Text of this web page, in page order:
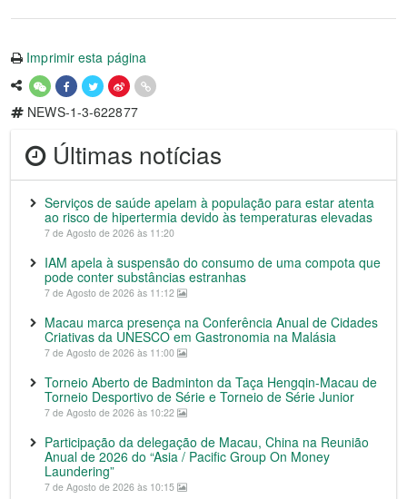
Imprimir esta página
NEWS-1-3-622877
Últimas notícias
Serviços de saúde apelam à população para estar atenta
ao risco de hipertermia devido às temperaturas elevadas
7 de Agosto de 2026 às 11:20
IAM apela à suspensão do consumo de uma compota que
pode conter substâncias estranhas
7 de Agosto de 2026 às 11:12
Macau marca presença na Conferência Anual de Cidades
Criativas da UNESCO em Gastronomia na Malásia
7 de Agosto de 2026 às 11:00
Torneio Aberto de Badminton da Taça Hengqin-Macau de
Torneio Desportivo de Série e Torneio de Série Junior
7 de Agosto de 2026 às 10:22
Participação da delegação de Macau, China na Reunião
Anual de 2026 do “Asia / Pacific Group On Money
Laundering”
7 de Agosto de 2026 às 10:15